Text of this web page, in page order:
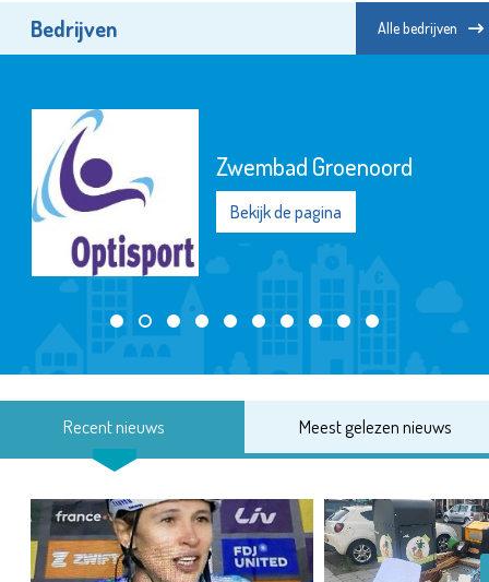
Bedrijven Alle bedrijven
Zwembad Groenoord
Bekijk de pagina
Recent nieuws Meest gelezen nieuws